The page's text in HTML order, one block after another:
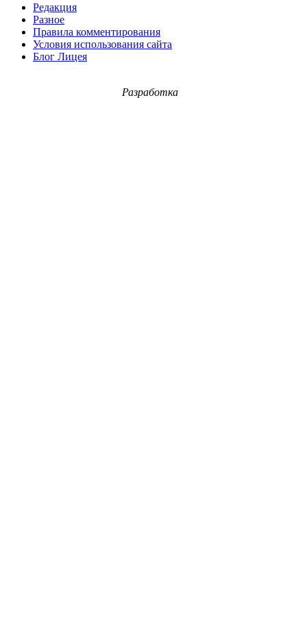
Редакция
Разное
Правила комментирования
Условия использования сайта
Блог Лицея
Разработка